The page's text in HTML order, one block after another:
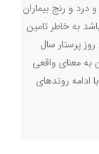
و رنج بیماران
به خاطر تامین
پرستار سال
به معنای واقعی
ادامه روندهای